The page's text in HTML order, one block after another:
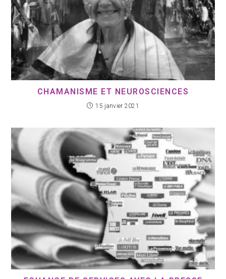
CHAMANISME ET NEUROSCIENCES
15 janvier 2021